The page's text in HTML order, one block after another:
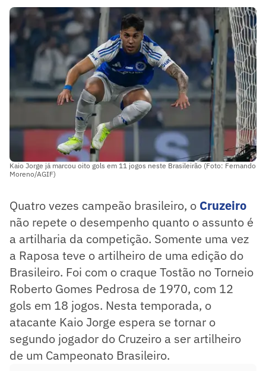
Kaio Jorge já marcou oito gols em 11 jogos neste Brasileirão (Foto: Fernando
Moreno/AGIF)
Quatro vezes campeão brasileiro, o Cruzeiro
não repete o desempenho quanto o assunto é
a artilharia da competição. Somente uma vez
a Raposa teve o artilheiro de uma edição do
Brasileiro. Foi com o craque Tostão no Torneio
Roberto Gomes Pedrosa de 1970, com 12
gols em 18 jogos. Nesta temporada, o
atacante Kaio Jorge espera se tornar o
segundo jogador do Cruzeiro a ser artilheiro
de um Campeonato Brasileiro.